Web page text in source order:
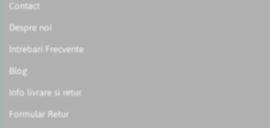
Contact
Despre noi
Intrebari Frecvente
Blog
Info livrare si retur
Formular Retur